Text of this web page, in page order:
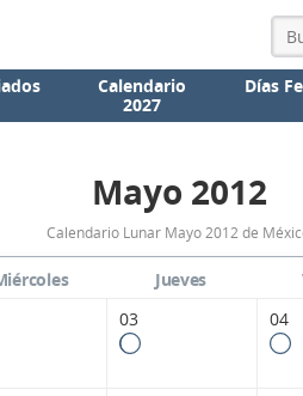
Calendario
2027
Días
Lunar
Mayo
Mayo 2012
Calendario Lunar Mayo 2012 de
Jueves
03 04